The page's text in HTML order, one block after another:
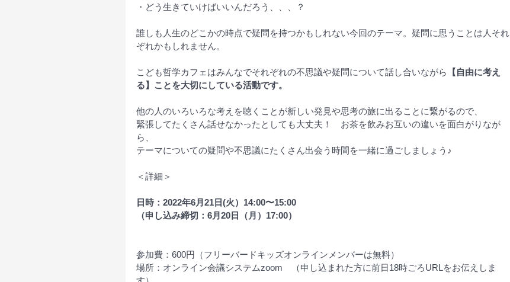
・どう生きていけばいいんだろう、、、？
誰しも人生のどこかの時点で疑問を持つかもしれない今回のテーマ。疑問に思うことは人それ
ぞれかもしれません。
こども哲学カフェはみんなでそれぞれの不思議や疑問について話し合いながら
【自由に考え
る】ことを大切にしている活動です。
他の人のいろいろな考えを聴くことが新しい発見や思考の旅に出ることに繋がるので、
緊張してたくさん話せなかったとしても大丈夫！　お茶を飲みお互いの違いを面白がりなが
ら、
テーマについての疑問や不思議にたくさん出会う時間を一緒に過ごしましょう♪
＜詳細＞
日時：2022年6月21日(火）14:00〜15:00
（申し込み締切：6月20日（月）17:00）
参加費：600円（フリーバードキッズオンラインメンバーは無料）
場所：オンライン会議システムzoom　（申し込まれた方に前日18時ごろURLをお伝えしま